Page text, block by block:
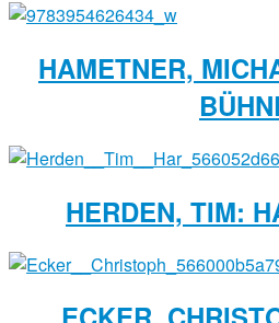
HAMETNER,
HERDEN, TIM: